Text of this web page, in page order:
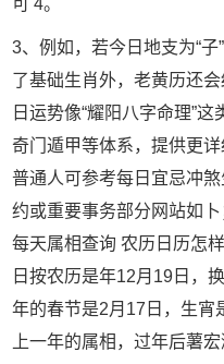
3、例如，若今日地支为“子
了基础生肖外，老黄历还
日运势像“耀阳八字命理”
奇门遁甲等体系，提供更
普通人可参考每日宜忌冲
约或重要事务部分网站如
每天属相查询 农历日历怎
日按农历是年12月19日，
年的春节是2月17日，生宵
上一年的属相，过年后薯